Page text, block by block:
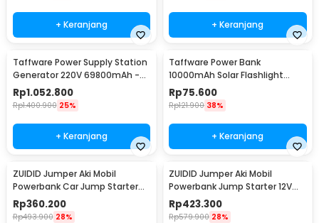
+ Keranjang + Keranjang
Taffware Power Supply Station
Generator 220V 69800mAh -
OKD180
Rp1.052.800
Rp1.400.900 25%
+ Keranjang
Taffware Power Bank
10000mAh Solar Flashlight
Waterproof Dual USB Port - PS-
P401
Rp75.600
Rp121.900 38%
+ Keranjang
ZUIDID Jumper Aki Mobil
Powerbank Car Jump Starter
12V 20000mAh 800A - R22
Rp360.200
Rp493.900 28%
ZUIDID Jumper Aki Mobil
Powerbank Jump Starter 12V
29800mAh - R26
Rp423.300
Rp579.900 28%